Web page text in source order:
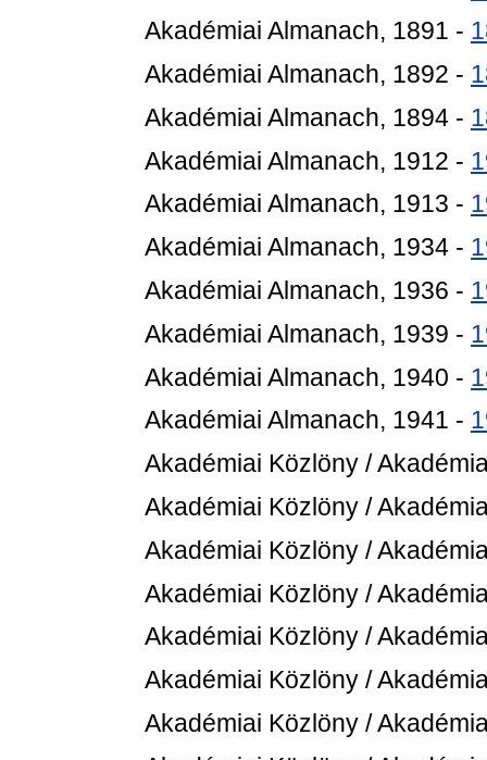
Akadémiai Almanach, 1891 -
Akadémiai Almanach, 1892 -
Akadémiai Almanach, 1894 -
Akadémiai Almanach, 1912 -
Akadémiai Almanach, 1913 -
Akadémiai Almanach, 1934 -
Akadémiai Almanach, 1936 -
Akadémiai Almanach, 1939 -
Akadémiai Almanach, 1940 -
Akadémiai Almanach, 1941 -
Akadémiai Közlöny /
Akadémiai Közlöny /
Akadémiai Közlöny /
Akadémiai Közlöny /
Akadémiai Közlöny /
Akadémiai Közlöny /
Akadémiai Közlöny /